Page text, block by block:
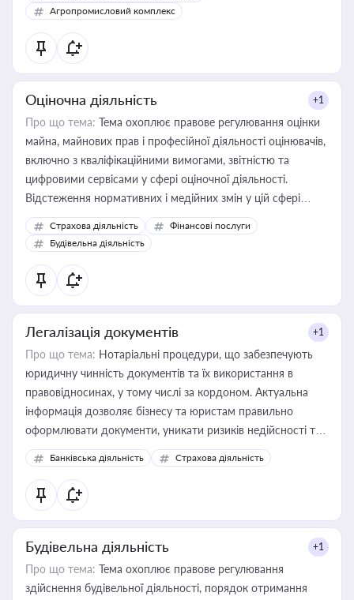
Агропромисловий комплекс
Оціночна діяльність +1
Про що тема: Тема охоплює правове регулювання оцінки
майна, майнових прав і професійної діяльності оцінювачів,
включно з кваліфікаційними вимогами, звітністю та
цифровими сервісами у сфері оціночної діяльності.
Відстеження нормативних і медійних змін у цій сфері
корисне для власника бізнесу, керівника, юриста або
бухгалтера під час оподаткування, приватизації, оренди
державного майна, корпоративних угод і перевірки
статусу суб'єктів оціночної діяльності
Страхова діяльність
Фінансові послуги
Будівельна діяльність
Легалізація документів +1
Про що тема: Нотаріальні процедури, що забезпечують
юридичну чинність документів та їх використання в
правовідносинах, у тому числі за кордоном. Актуальна
інформація дозволяє бізнесу та юристам правильно
оформлювати документи, уникати ризиків недійсності та
забезпечувати їх належне прийняття органами влади та
контрагентами
Банківська діяльність Страхова діяльність
Будівельна діяльність +1
Про що тема: Тема охоплює правове регулювання
здійснення будівельної діяльності, порядок отримання